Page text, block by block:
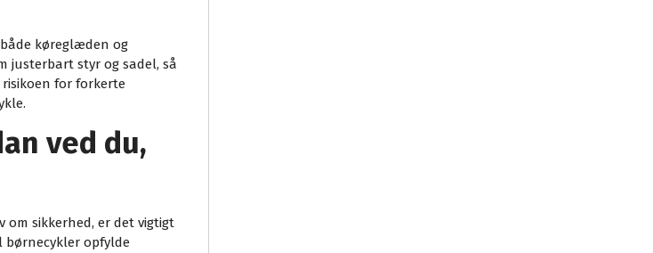
køreglæden og
justerbart styr og sadel, så
for forkerte
ved du,
om sikkerhed, er det vigtigt
børnecykler opfylde